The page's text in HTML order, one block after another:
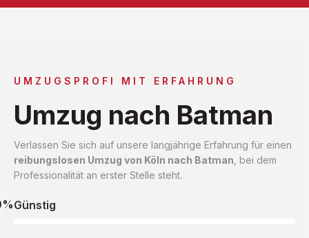
UMZUGSPROFI MIT ERFAHRUNG
Umzug nach Batman
Verlassen Sie sich auf unsere langjährige Erfahrung für einen
reibungslosen Umzug von Köln nach Batman , bei dem
Professionalität an erster Stelle steht.
Günstig